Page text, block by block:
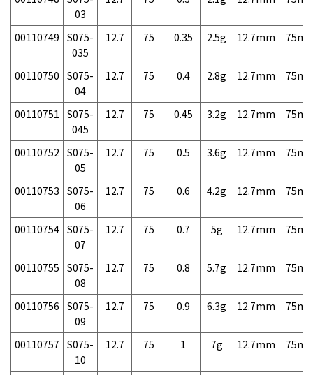
03
00110749 S075-
035
12.7 75 0.35 2.5g 12.7mm
00110750 S075-
04
12.7 75 0.4 2.8g 12.7mm
00110751 S075-
045
12.7 75 0.45 3.2g 12.7mm
00110752 S075-
05
12.7 75 0.5 3.6g 12.7mm
00110753 S075-
06
12.7 75 0.6 4.2g 12.7mm
00110754 S075-
07
12.7 75 0.7 5g 12.7mm
00110755 S075-
08
12.7 75 0.8 5.7g 12.7mm
00110756 S075-
09
12.7 75 0.9 6.3g 12.7mm
00110757 S075-
10
12.7 75 1 7g 12.7mm